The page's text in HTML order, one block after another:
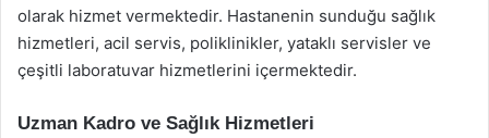
olarak hizmet vermektedir. Hastanenin sunduğu sağlık
hizmetleri, acil servis, poliklinikler, yataklı servisler ve
çeşitli laboratuvar hizmetlerini içermektedir.
Uzman Kadro ve Sağlık Hizmetleri